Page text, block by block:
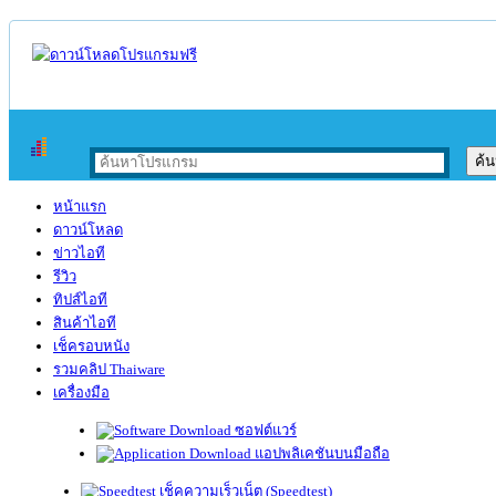
หน้าแรก
ดาวน์โหลด
ข่าวไอที
รีวิว
ทิปส์ไอที
สินค้าไอที
เช็ครอบหนัง
รวมคลิป Thaiware
เครื่องมือ
ซอฟต์แวร์
แอปพลิเคชันบนมือถือ
เช็คความเร็วเน็ต (Speedtest)